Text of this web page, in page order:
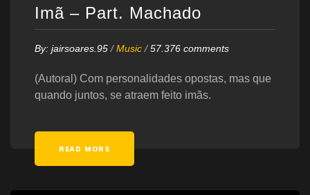
Imã – Part. Machado
By: jairsoares.95/Music/57.376 comments
(Autoral) Com personalidades opostas, mas que
quando juntos, se atraem feito imãs.
READ MORE